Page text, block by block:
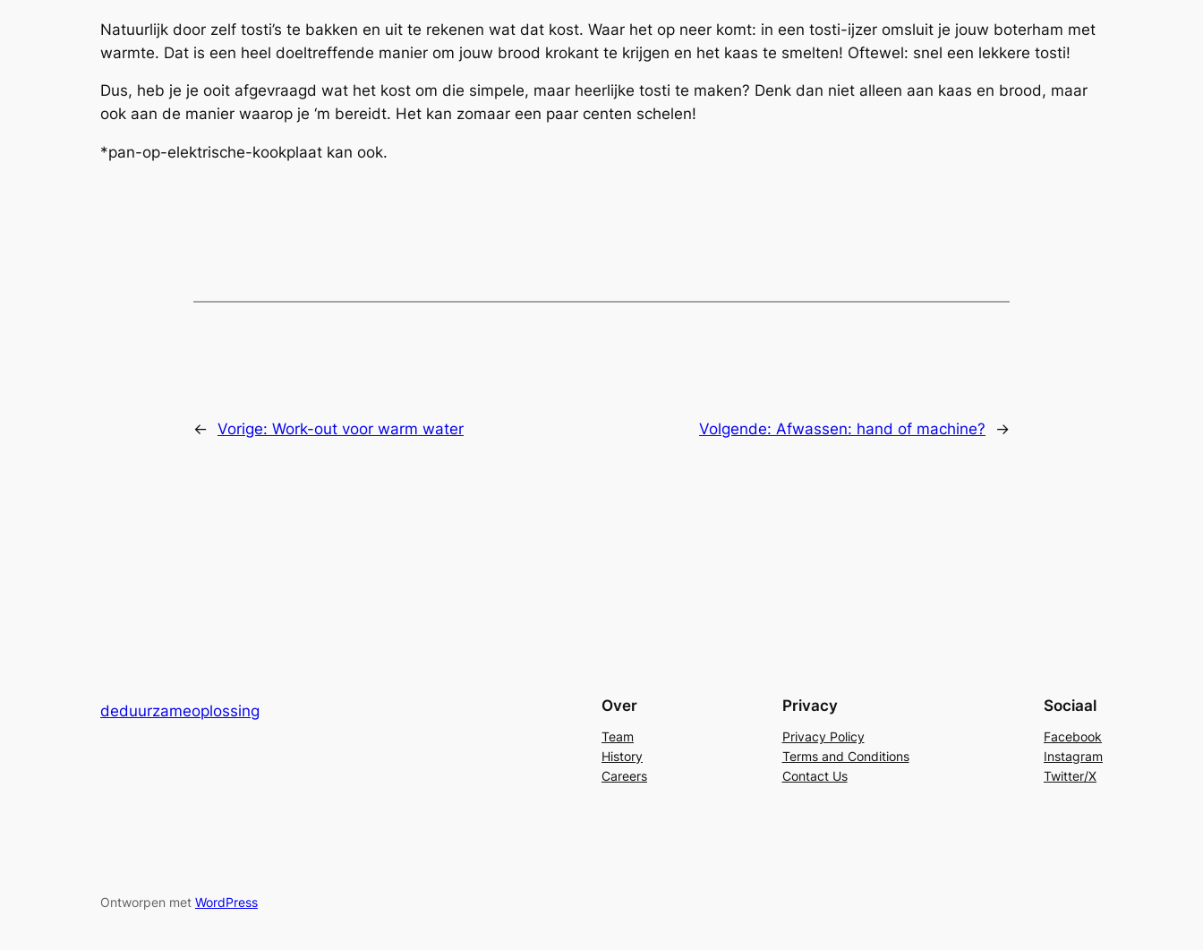
Natuurlijk door zelf tosti’s te bakken en uit te rekenen wat dat kost. Waar het op neer komt: in een tosti-ijzer omsluit je jouw boterham met
warmte. Dat is een heel doeltreffende manier om jouw brood krokant te krijgen en het kaas te smelten! Oftewel: snel een lekkere tosti!
Dus, heb je je ooit afgevraagd wat het kost om die simpele, maar heerlijke tosti te maken? Denk dan niet alleen aan kaas en brood, maar
ook aan de manier waarop je ‘m bereidt. Het kan zomaar een paar centen schelen!
*pan-op-elektrische-kookplaat kan ook.
← Vorige: Work-out voor warm water Volgende: Afwassen: hand of machine? →
deduurzameoplossing Over
Team
History
Careers
Privacy
Privacy Policy
Terms and Conditions
Contact Us
Sociaal
Facebook
Instagram
Twitter/X
Ontworpen met WordPress